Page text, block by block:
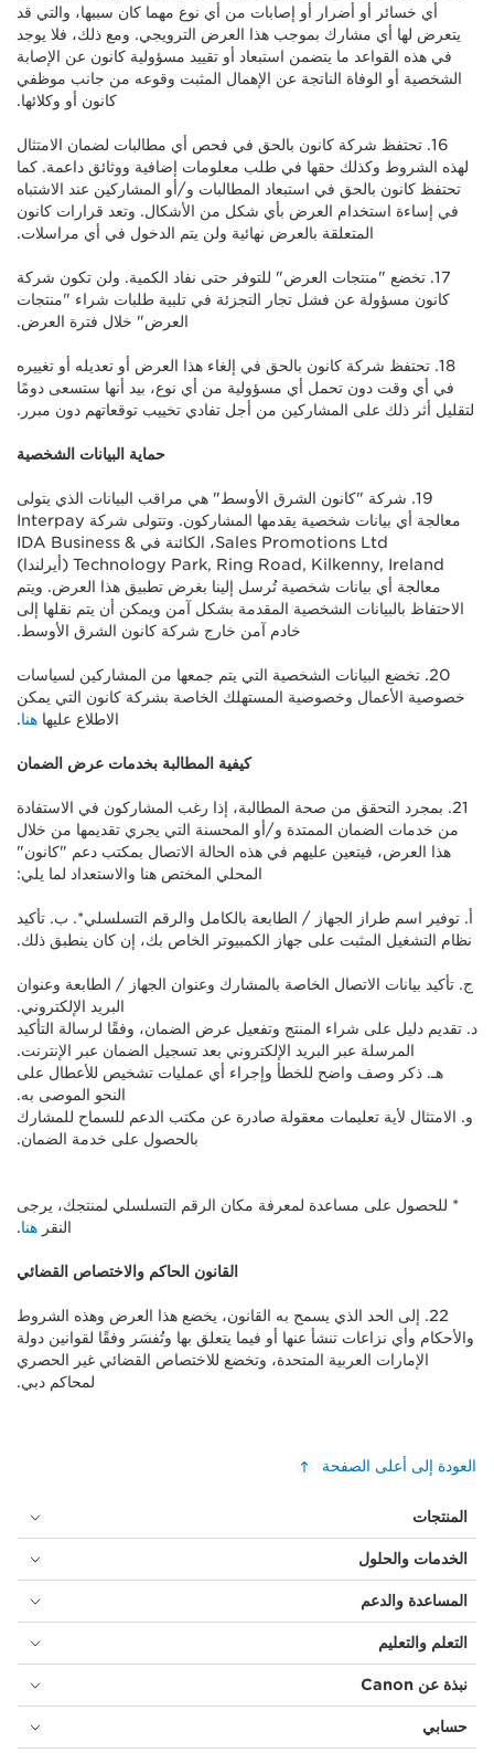
أي خسائر أو أضرار أو إصابات من أي نوع مهما كان سببها، والتي قد
يتعرض لها أي مشارك بموجب هذا العرض الترويجي. ومع ذلك، فلا يوجد
في هذه القواعد ما يتضمن استبعاد أو تقييد مسؤولية كانون عن الإصابة
الشخصية أو الوفاة الناتجة عن الإهمال المثبت وقوعه من جانب موظفي
كانون أو وكلائها.
16. تحتفظ شركة كانون بالحق في فحص أي مطالبات لضمان الامتثال
لهذه الشروط وكذلك حقها في طلب معلومات إضافية ووثائق داعمة. كما
تحتفظ كانون بالحق في استبعاد المطالبات و/أو المشاركين عند الاشتباه
في إساءة استخدام العرض بأي شكل من الأشكال. وتعد قرارات كانون
المتعلقة بالعرض نهائية ولن يتم الدخول في أي مراسلات.
17. تخضع "منتجات العرض" للتوفر حتى نفاد الكمية. ولن تكون شركة
كانون مسؤولة عن فشل تجار التجزئة في تلبية طلبات شراء "منتجات
العرض" خلال فترة العرض.
18. تحتفظ شركة كانون بالحق في إلغاء هذا العرض أو تعديله أو تغييره
في أي وقت دون تحمل أي مسؤولية من أي نوع، بيد أنها ستسعى دومًا
لتقليل أثر ذلك على المشاركين من أجل تفادي تخييب توقعاتهم دون مبرر.
حماية البيانات الشخصية
19. شركة "كانون الشرق الأوسط" هي مراقب البيانات الذي يتولى
معالجة أي بيانات شخصية يقدمها المشاركون. وتتولى شركة Interpay
Sales Promotions Ltd، الكائنة في IDA Business &
Technology Park, Ring Road, Kilkenny, Ireland (أيرلندا)
معالجة أي بيانات شخصية تُرسل إلينا بغرض تطبيق هذا العرض. ويتم
الاحتفاظ بالبيانات الشخصية المقدمة بشكل آمن ويمكن أن يتم نقلها إلى
خادم آمن خارج شركة كانون الشرق الأوسط.
20. تخضع البيانات الشخصية التي يتم جمعها من المشاركين لسياسات
خصوصية الأعمال وخصوصية المستهلك الخاصة بشركة كانون التي يمكن
الاطلاع عليها هنا.
كيفية المطالبة بخدمات عرض الضمان
21. بمجرد التحقق من صحة المطالبة، إذا رغب المشاركون في الاستفادة
من خدمات الضمان الممتدة و/أو المحسنة التي يجري تقديمها من خلال
هذا العرض، فيتعين عليهم في هذه الحالة الاتصال بمكتب دعم "كانون"
المحلي المختص هنا والاستعداد لما يلي:
أ. توفير اسم طراز الجهاز / الطابعة بالكامل والرقم التسلسلي*. ب. تأكيد
نظام التشغيل المثبت على جهاز الكمبيوتر الخاص بك، إن كان ينطبق ذلك.
ج. تأكيد بيانات الاتصال الخاصة بالمشارك وعنوان الجهاز / الطابعة وعنوان
البريد الإلكتروني.
د. تقديم دليل على شراء المنتج وتفعيل عرض الضمان، وفقًا لرسالة التأكيد
المرسلة عبر البريد الإلكتروني بعد تسجيل الضمان عبر الإنترنت.
هـ. ذكر وصف واضح للخطأ وإجراء أي عمليات تشخيص للأعطال على
النحو الموصى به.
و. الامتثال لأية تعليمات معقولة صادرة عن مكتب الدعم للسماح للمشارك
بالحصول على خدمة الضمان.
* للحصول على مساعدة لمعرفة مكان الرقم التسلسلي لمنتجك، يرجى
النقر هنا.
القانون الحاكم والاختصاص القضائي
22. إلى الحد الذي يسمح به القانون، يخضع هذا العرض وهذه الشروط
والأحكام وأي نزاعات تنشأ عنها أو فيما يتعلق بها وتُفسَر وفقًا لقوانين دولة
الإمارات العربية المتحدة، وتخضع للاختصاص القضائي غير الحصري
لمحاكم دبي.
العودة إلى أعلى الصفحة
المنتجات
الخدمات والحلول
المساعدة والدعم
التعلم والتعليم
نبذة عن Canon
حسابي